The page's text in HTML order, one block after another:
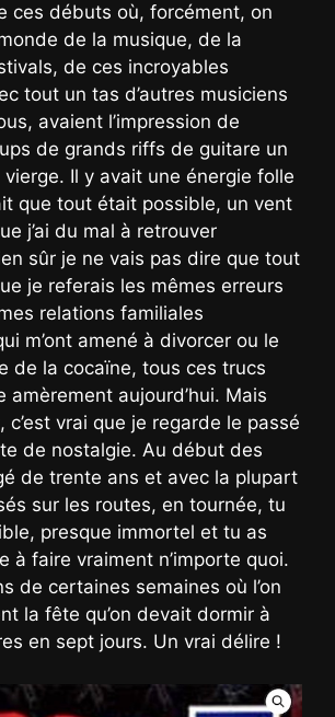
ces débuts où, forcément, on
de la musique, de la
de ces incroyables
tout un tas d’autres musiciens
avaient l’impression de
de grands riffs de guitare un
Il y avait une énergie folle
que tout était possible, un vent
j’ai du mal à retrouver
sûr je ne vais pas dire que tout
je referais les mêmes erreurs
relations familiales
m’ont amené à divorcer ou le
de la cocaïne, tous ces trucs
amèrement aujourd’hui. Mais
c’est vrai que je regarde le passé
de nostalgie. Au début des
de trente ans et avec la plupart
sur les routes, en tournée, tu
presque immortel et tu as
à faire vraiment n’importe quoi.
de certaines semaines où l’on
la fête qu’on devait dormir à
en sept jours. Un vrai délire !